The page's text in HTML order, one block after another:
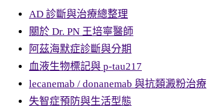
AD 診斷與治療總整理
關於 Dr. PN 王培寧醫師
阿茲海默症診斷與分期
血液生物標記與 p-tau217
lecanemab / donanemab 與抗類澱粉治療
失智症預防與生活型態